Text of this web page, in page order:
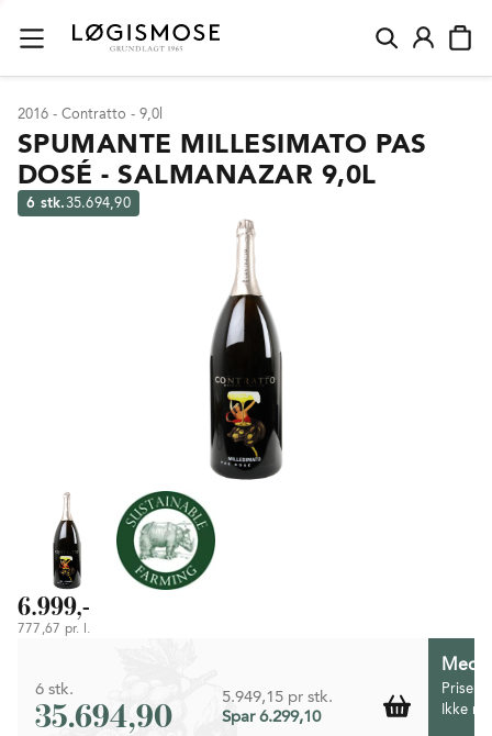
2016 - Contratto - 9,0l
SPUMANTE MILLESIMATO PAS
DOSÉ - SALMANAZAR 9,0L
6 stk.35.694,90
6.999,-
777,67 pr. l.
6 stk.
35.694,90
5.949,15 pr stk.
Spar 6.299,10
Prisen
Ikke